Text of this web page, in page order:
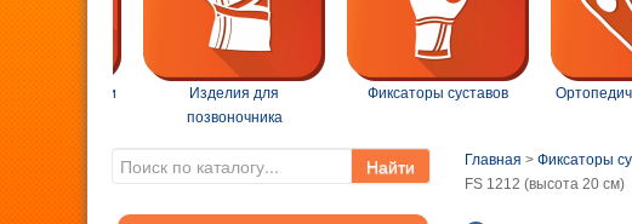
реабилитации
Изделия для
позвоночника
Фиксаторы суставов
Найти Главная >Фиксаторы
FS 1212 (высота 20 см)